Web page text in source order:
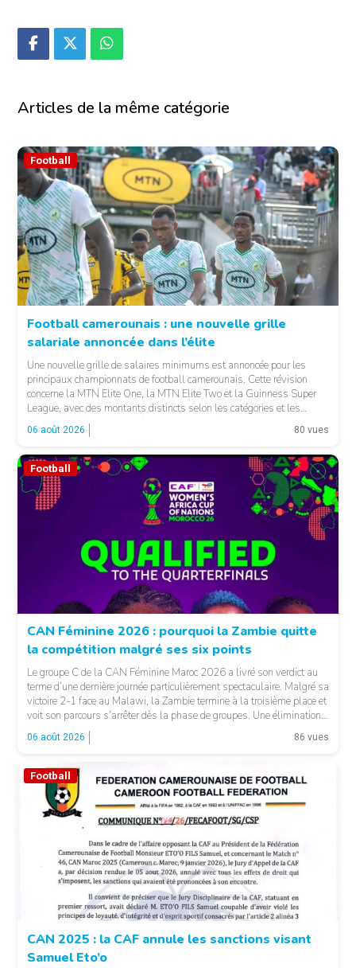
Articles de la même catégorie
Football
Football camerounais : une nouvelle grille
salariale annoncée dans l’élite
Une nouvelle grille de salaires minimums est annoncée pour les
principaux championnats de football camerounais. Cette révision
concerne la MTN Elite One, la MTN Elite Two et la Guinness Super
League, avec des montants distincts selon les catégories et les
fonctions. LA SUITE APRÈS LA PUBLICITÉ Selon les informations
relayées par Allez Les Lions, […]
06 août 2026 80 vues
Football
CAN Féminine 2026 : pourquoi la Zambie quitte
la compétition malgré ses six points
Le groupe C de la CAN Féminine Maroc 2026 a livré son verdict au
terme d’une dernière journée particulièrement spectaculaire. Malgré sa
victoire 2-1 face au Malawi, la Zambie termine à la troisième place et
voit son parcours s’arrêter dès la phase de groupes. Une élimination
qui peut surprendre au regard du classement général : […]
06 août 2026 86 vues
Football
CAN 2025 : la CAF annule les sanctions visant
Samuel Eto’o